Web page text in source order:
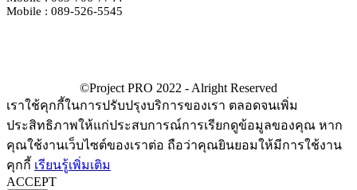
Mobile : 089-526-5545
เราใช้คุกกี้ในการปรับปรุงบริการของเรา ตลอดจนเพิ่ม
ประสิทธิภาพให้แก่ประสบการณ์การเรียกดูข้อมูลของคุณ หาก
คุณใช้งานเว็บไซต์ของเราต่อ ถือว่าคุณยินยอมให้มีการใช้งาน
คุกกี้ เรียนรู้เพิ่มเติม
ACCEPT